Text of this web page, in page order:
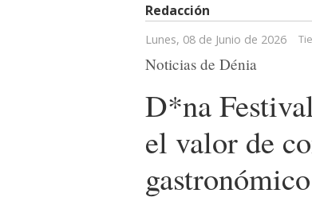
Redacción
Lunes, 08 de Junio de 2026
Noticias de Dénia
D*na
el valor de
gastronómico